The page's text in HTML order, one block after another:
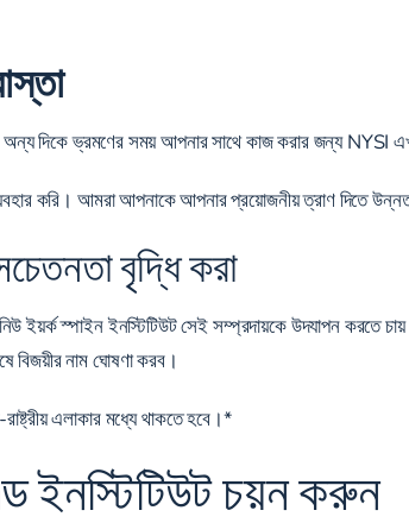
দিকে ভ্রমণের সময় আপনার সাথে কাজ করার জন্য NYSI
করি। আমরা আপনাকে আপনার প্রয়োজনীয় ত্রাণ দিতে
বৃদ্ধি করা
ইয়র্ক স্পাইন ইনস্টিটিউট সেই সম্প্রদায়কে উদযাপন
বিজয়ীর নাম ঘোষণা করব।
এলাকার মধ্যে থাকতে হবে।*
ইনস্টিটিউট চয়ন করুন